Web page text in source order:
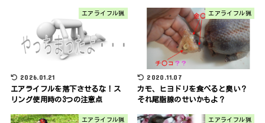
エアライフル猟
2026.01.21
エアライフルを落下させるな！ス
リング使用時の3つの注意点
エアライフル猟
2020.11.07
カモ、ヒヨドリを食べると臭い？
それ尾脂腺のせいかもよ？
エアライフル猟 エアライフル猟